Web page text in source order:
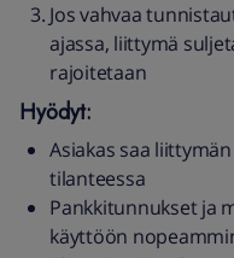
Jos vahvaa
ajassa, liittymä
rajoitetaan
Hyödyt:
Asiakas saa
tilanteessa
Pankkitunnukset ja
käyttöön